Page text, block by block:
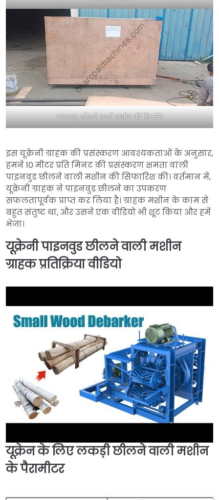
पाइनवुड छीलने वाली मशीन की शिपमेंट
इस यूक्रेनी ग्राहक की प्रसंस्करण आवश्यकताओं के अनुसार,
हमने 10 मीटर प्रति मिनट की प्रसंस्करण क्षमता वाली
पाइनवुड छीलने वाली मशीन की सिफारिश की। वर्तमान में,
यूक्रेनी ग्राहक ने पाइनवुड छीलने का उपकरण
सफलतापूर्वक प्राप्त कर लिया है। ग्राहक मशीन के काम से
बहुत संतुष्ट था, और उसने एक वीडियो भी शूट किया और हमें
भेजा।
यूक्रेनी पाइनवुड छीलने वाली मशीन
ग्राहक प्रतिक्रिया वीडियो
►
यूक्रेन के लिए लकड़ी छीलने वाली मशीन
के पैरामीटर